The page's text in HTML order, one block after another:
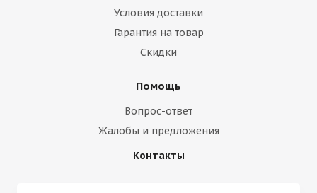
Условия доставки
Гарантия на товар
Скидки
Помощь
Вопрос-ответ
Жалобы и предложения
Контакты